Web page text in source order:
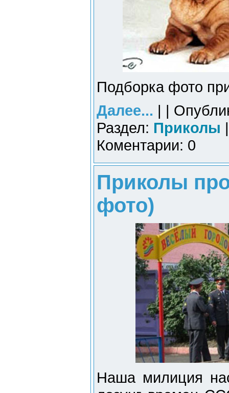
Подборка фото
Далее... | |
Раздел: Приколы
Коментарии: 0
Приколы
фото)
Наша милиция